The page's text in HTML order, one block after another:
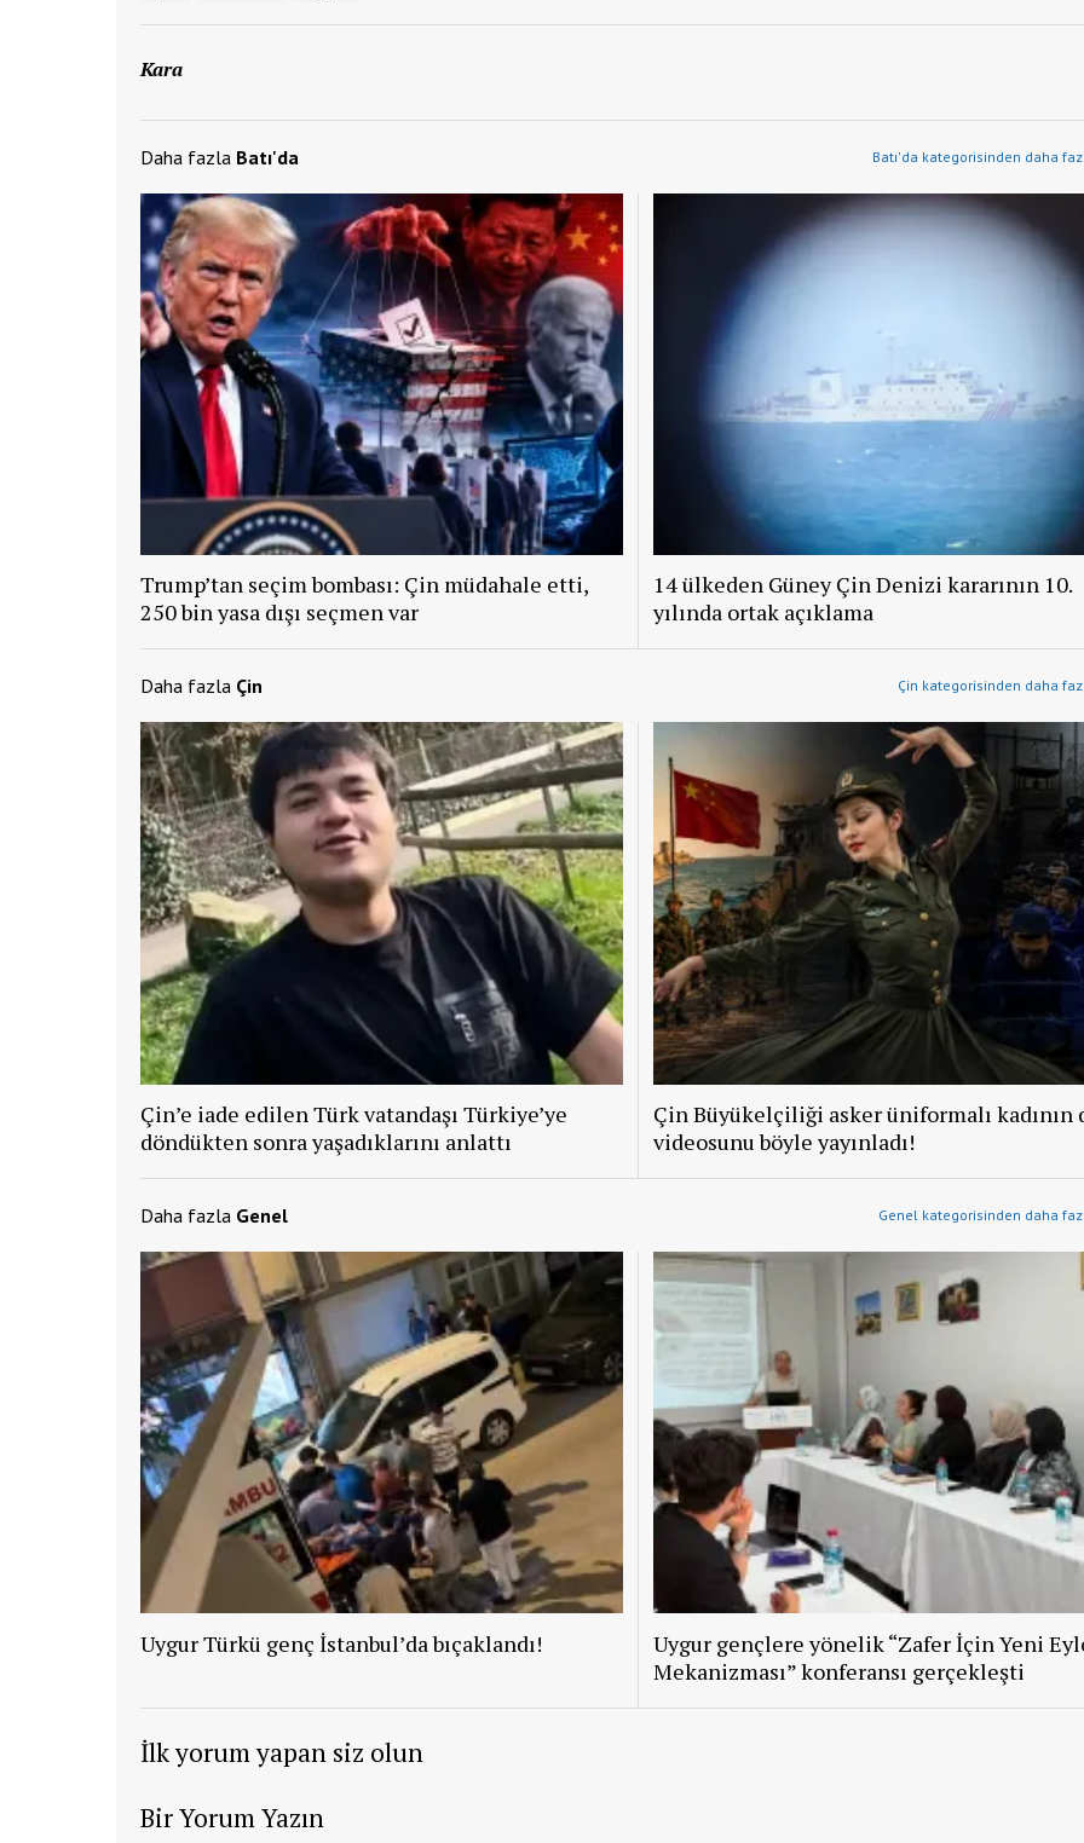
Kara
Daha fazla Batı'da Batı'da kategorisinden daha
Trump’tan seçim bombası: Çin müdahale etti,
250 bin yasa dışı seçmen var
14 ülkeden Güney Çin Denizi kararının 10.
yılında ortak açıklama
Daha fazla Çin Çin kategorisinden daha
Çin’e iade edilen Türk vatandaşı Türkiye’ye
döndükten sonra yaşadıklarını anlattı
Çin Büyükelçiliği asker üniformalı kadının
videosunu böyle yayınladı!
Daha fazla Genel Genel kategorisinden daha
Uygur Türkü genç İstanbul’da bıçaklandı!
Uygur gençlere yönelik “Zafer İçin Yeni
Mekanizması” konferansı gerçekleşti
İlk yorum yapan siz olun
Bir Yorum Yazın